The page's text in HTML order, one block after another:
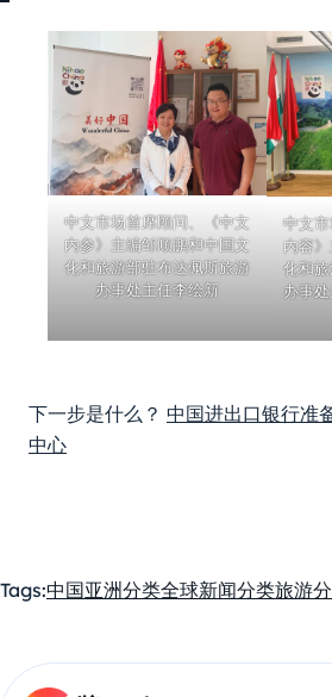
中文市场首席顾问、《中文
内参》主编邹顺鹏和中国文
化和旅游部驻布达佩斯旅游
办事处主任李绘新
中文
内容
化和
办事
下一步是什么？ 中国进出口银行准
中心
Tags:中国亚洲分类全球新闻分类旅游